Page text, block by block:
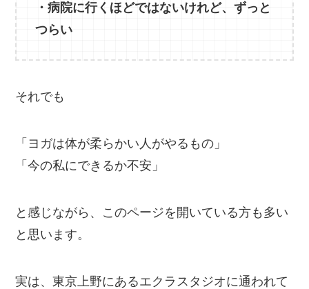
・病院に行くほどではないけれど、ずっと
つらい
それでも
「ヨガは体が柔らかい人がやるもの」
「今の私にできるか不安」
と感じながら、このページを開いている方も多い
と思います。
実は、東京上野にあるエクラスタジオに通われて